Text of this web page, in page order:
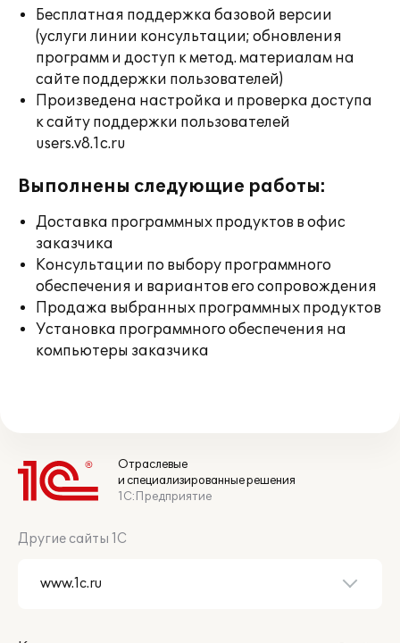
Бесплатная поддержка базовой версии
(услуги линии консультации; обновления
программ и доступ к метод. материалам на
сайте поддержки пользователей)
Произведена настройка и проверка доступа
к сайту поддержки пользователей
users.v8.1c.ru
Выполнены следующие работы:
Доставка программных продуктов в офис
заказчика
Консультации по выбору программного
обеспечения и вариантов его сопровождения
Продажа выбранных программных продуктов
Установка программного обеспечения на
компьютеры заказчика
Отраслевые
и специализированные решения
1С:Предприятие
Другие сайты 1С